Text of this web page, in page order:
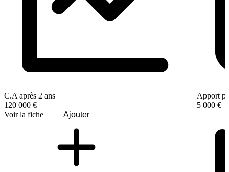
C.A après 2 ans
120 000 €
Voir la fiche
Ajouter
Apport
5 000 €